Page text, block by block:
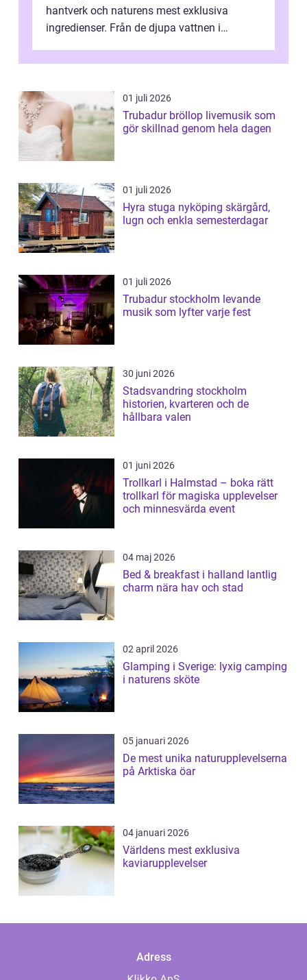
hantverk och naturens mest exklusiva
ingredienser. Från de djupa vattnen i
01 juli 2026
Trubadur bröllop livemusik som
gör skillnad genom hela dagen
01 juli 2026
Hyra stuga nyköping skärgård,
lugn och enkla semesterdagar
01 juli 2026
Trubadur stockholm levande
musik som lyfter varje fest
30 juni 2026
Stadsvandring stockholm
historien, kvarteren och de
hållbara valen
01 juni 2026
Trollkarl i Halmstad – boka rätt
trollkarl för magiska upplevelser
och minnesvärda event
04 maj 2026
Bed & breakfast i halland lantlig
charm nära hav och stad
02 april 2026
Glamping i Sverige: lyxig camping
i naturens sköte
05 januari 2026
De mest unika naturupplevelserna
på Arktiska öar
04 januari 2026
Världens mest exklusiva
kaviarupplevelser
Adress